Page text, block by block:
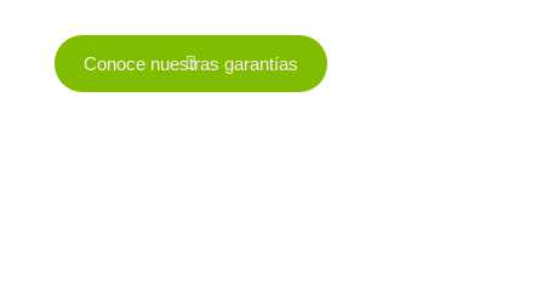
Conoce nuestras garantías